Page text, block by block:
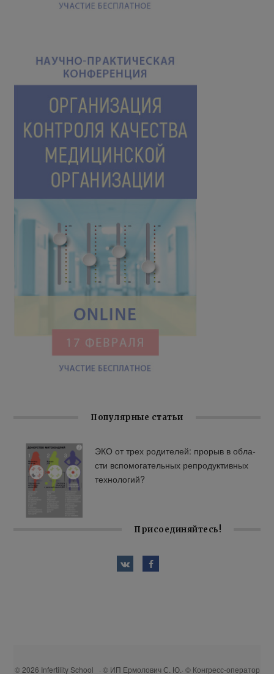
Популярные статьи
ЭКО от трех ро­ди­те­лей: про­рыв в об­ла­
сти вспо­мо­га­тель­ных ре­про­дук­тив­ных
тех­но­ло­гий?
Присоединяйтесь!
© 2026 Infertility School · © ИП Ермолович С. Ю.· © Конгресс-оператор